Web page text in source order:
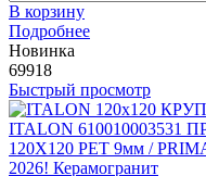
В корзину
Подробнее
Новинка
69918
Быстрый просмотр